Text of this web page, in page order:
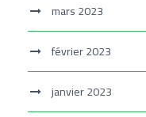
mars 2023
février 2023
janvier 2023